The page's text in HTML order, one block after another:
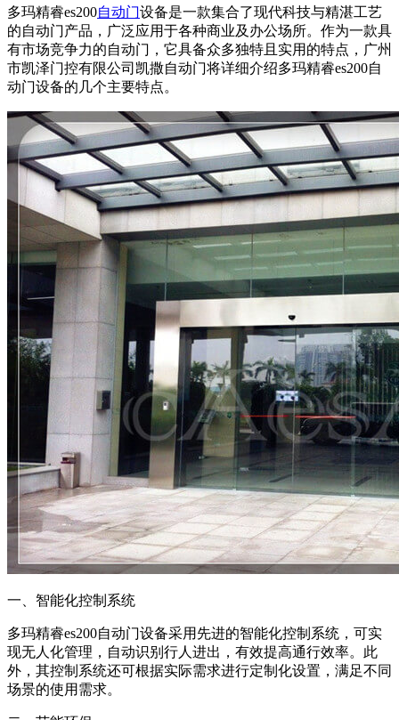
多玛精睿es200自动门设备是一款集合了现代科技与精湛工艺
的自动门产品，广泛应用于各种商业及办公场所。作为一款具
有市场竞争力的自动门，它具备众多独特且实用的特点，广州
市凯泽门控有限公司凯撒自动门将详细介绍多玛精睿es200自
动门设备的几个主要特点。
一、智能化控制系统
多玛精睿es200自动门设备采用先进的智能化控制系统，可实
现无人化管理，自动识别行人进出，有效提高通行效率。此
外，其控制系统还可根据实际需求进行定制化设置，满足不同
场景的使用需求。